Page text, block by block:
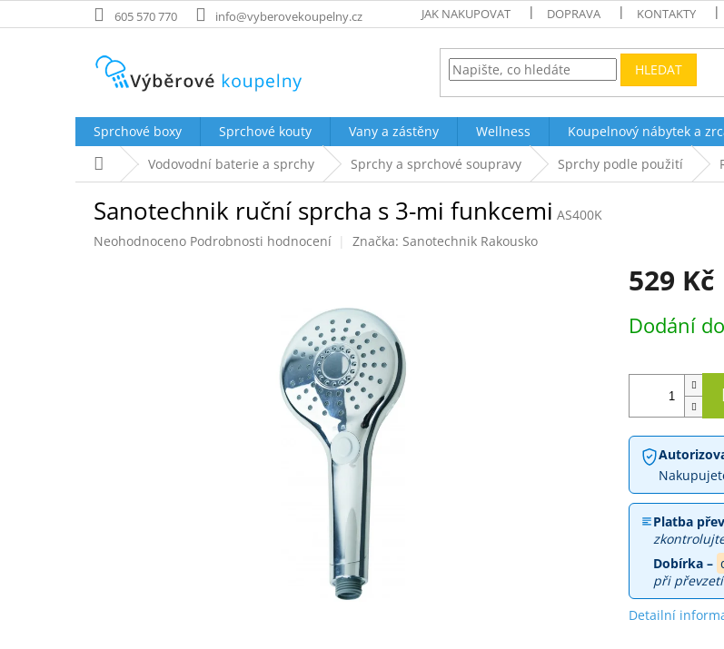
na
605 570 770 info@vyberovekoupelny.cz JAK NAKUPOVAT DOPRAVA KONTAKTY
HLEDAT
Sprchové boxy Sprchové kouty Vany a zástěny Wellness Koupelnový nábytek a
Domů Vodovodní baterie a sprchy Sprchy a sprchové soupravy Sprchy podle použití
Sanotechnik ruční sprcha s 3-mi funkcemi AS400K
Průměrné
Neohodnoceno Podrobnosti hodnocení Značka: Sanotechnik Rakousko
529 Kč
cena:
Dodání
Platba
Dobírka –
při
Detailní